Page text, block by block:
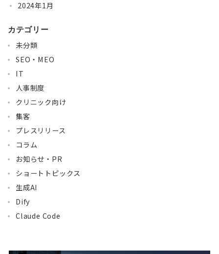
2024年1月
カテゴリー
未分類
SEO・MEO
IT
人事制度
クリニック向け
集客
プレスリリース
コラム
お知らせ・PR
ショートトピックス
生成AI
Dify
Claude Code